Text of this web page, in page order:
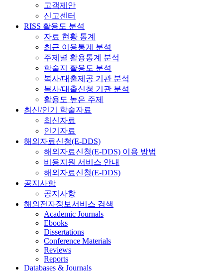
고객제안
신고센터
RISS 활용도 분석
자료 현황 통계
최근 이용통계 분석
주제별 활용통계 분석
학술지 활용도 분석
복사/대출제공 기관 분석
복사/대출신청 기관 분석
활용도 높은 주제
최신/인기 학술자료
최신자료
인기자료
해외자료신청(E-DDS)
해외자료신청(E-DDS) 이용 방법
비용지원 서비스 안내
해외자료신청(E-DDS)
공지사항
공지사항
해외전자정보서비스 검색
Academic Journals
Ebooks
Dissertations
Conference Materials
Reviews
Reports
Databases & Journals